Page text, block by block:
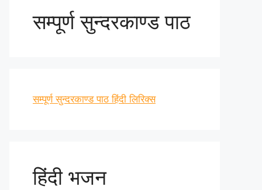
सम्पूर्ण सुन्दरकाण्ड पाठ
सम्पूर्ण सुन्दरकाण्ड पाठ हिंदी लिरिक्स
हिंदी भजन